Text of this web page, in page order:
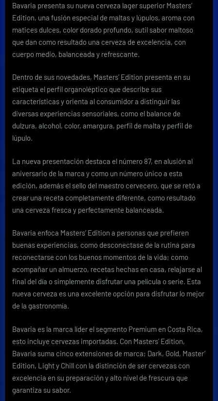
a
su
octogésimo
aniversario
Bavaria presenta su nueva cerveza lager superior Masters’
Edition, una fusión especial de maltas y lúpulos, aroma con
matices dulces, color dorado profundo, sutil sabor maltoso
que dan como resultado una cerveza de excelencia, con
cuerpo medio, balanceada y refrescante.
Dentro de sus novedades, Masters’ Edition presenta en su
etiqueta el perfil organoléptico que describe sus
características y orienta al consumidor a distinguir las
diversas experiencias sensoriales, como el balance de
dulzura, alcohol, color, amargura, perfil de malta y perfil de
lúpulo.
La nueva presentación destaca el número 87, en alusión al
aniversario de la marca y como un número único a esta
edición, además el sello del maestro cervecero, que se retó a
crear una receta completamente diferente, como resultado
una cerveza fresca y perfectamente balanceada.
Bavaria enfoca Masters’ Edition a personas que prefieren
buenas experiencias, como desconectase de la rutina para
reconectarse con los buenos momentos de la vida; como
acompañar un almuerzo, recetas hechas en casa, relajarse al
final del día o simplemente disfrutar una película o serie. Esta
nueva cerveza es una excelente opción para disfrutar lo mejor
de la gastronomía.
Bavaria es la marca líder el segmento Premium en Costa Rica,
esto incluye cervezas importadas. Con Masters’ Edition,
Bavaria suma cinco extensiones de marca; Dark, Gold, Master’
Edition, Light y Chill con la distinción de ser cervezas con
excelencia en su preparación y alto nivel de frescura que
garantiza su sabor.